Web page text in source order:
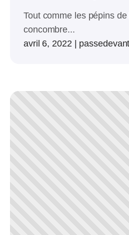
Tout comme les pépins
concombre...
avril 6, 2022 | passedevant